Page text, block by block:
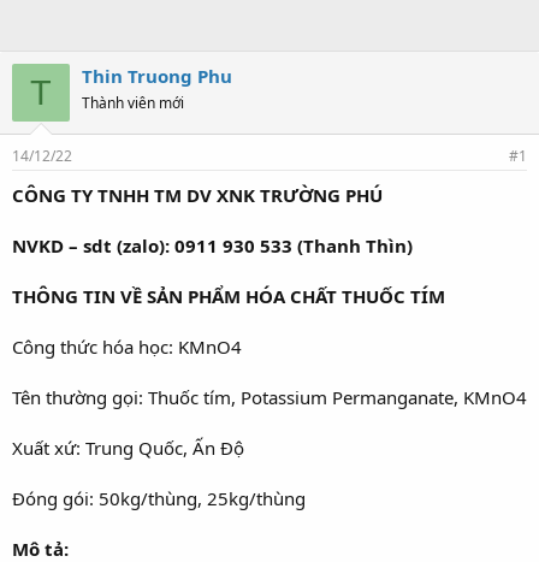
T Thin Truong Phu
Thành viên mới
14/12/22 #1
CÔNG TY TNHH TM DV XNK TRƯỜNG PHÚ
NVKD – sdt (zalo): 0911 930 533 (Thanh Thìn)
THÔNG TIN VỀ SẢN PHẨM HÓA CHẤT THUỐC TÍM
Công thức hóa học: KMnO4
Tên thường gọi: Thuốc tím, Potassium Permanganate, KMnO4
Xuất xứ: Trung Quốc, Ấn Độ
Đóng gói: 50kg/thùng, 25kg/thùng
Mô tả: